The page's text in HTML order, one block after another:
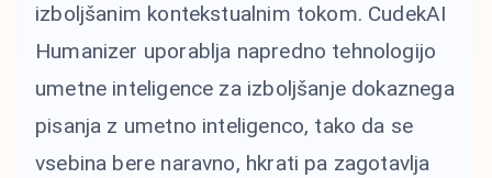
izboljšanim kontekstualnim tokom. CudekAI
Humanizer uporablja napredno tehnologijo
umetne inteligence za izboljšanje dokaznega
pisanja z umetno inteligenco, tako da se
vsebina bere naravno, hkrati pa zagotavlja